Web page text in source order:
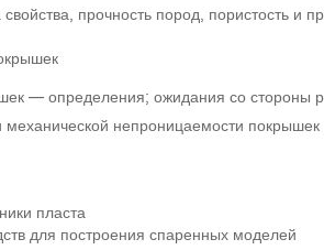
прочность пород, пористость и
— определения; ожидания со стороны
механической непроницаемости покрышек
пласта
для построения спаренных моделей